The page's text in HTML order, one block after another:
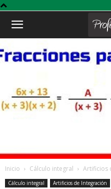
Profe
Inicio Cálculo integral Artificios
Cálculo integral Artificios de Integración